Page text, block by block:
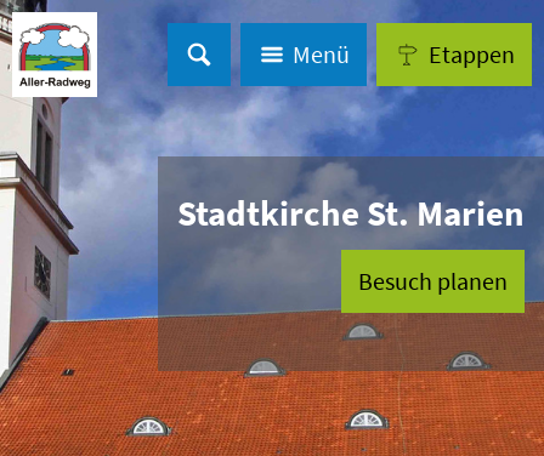
Menü Etappen
Stadtkirche St. Marien
Besuch planen